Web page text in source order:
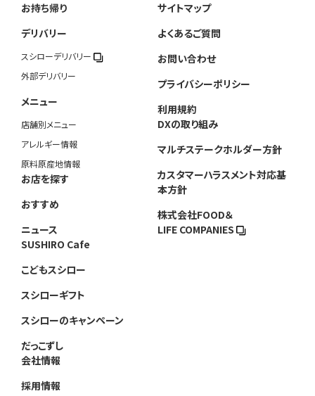
お持ち帰り
デリバリー
スシローデリバリー
外部デリバリー
メニュー
店舗別メニュー
アレルギー情報
原料原産地情報
お店を探す
おすすめ
ニュース
SUSHIRO Cafe
こどもスシロー
スシローギフト
スシローのキャンペーン
だっこずし
会社情報
採用情報
サイトマップ
よくあるご質問
お問い合わせ
プライバシーポリシー
利用規約
DXの取り組み
マルチステークホルダー方針
カスタマーハラスメント対応基
本方針
株式会社FOOD＆
LIFE COMPANIES